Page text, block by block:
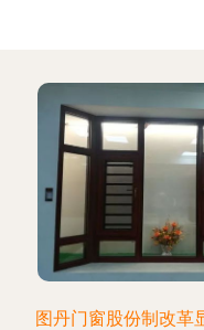
图丹门窗股份制改革